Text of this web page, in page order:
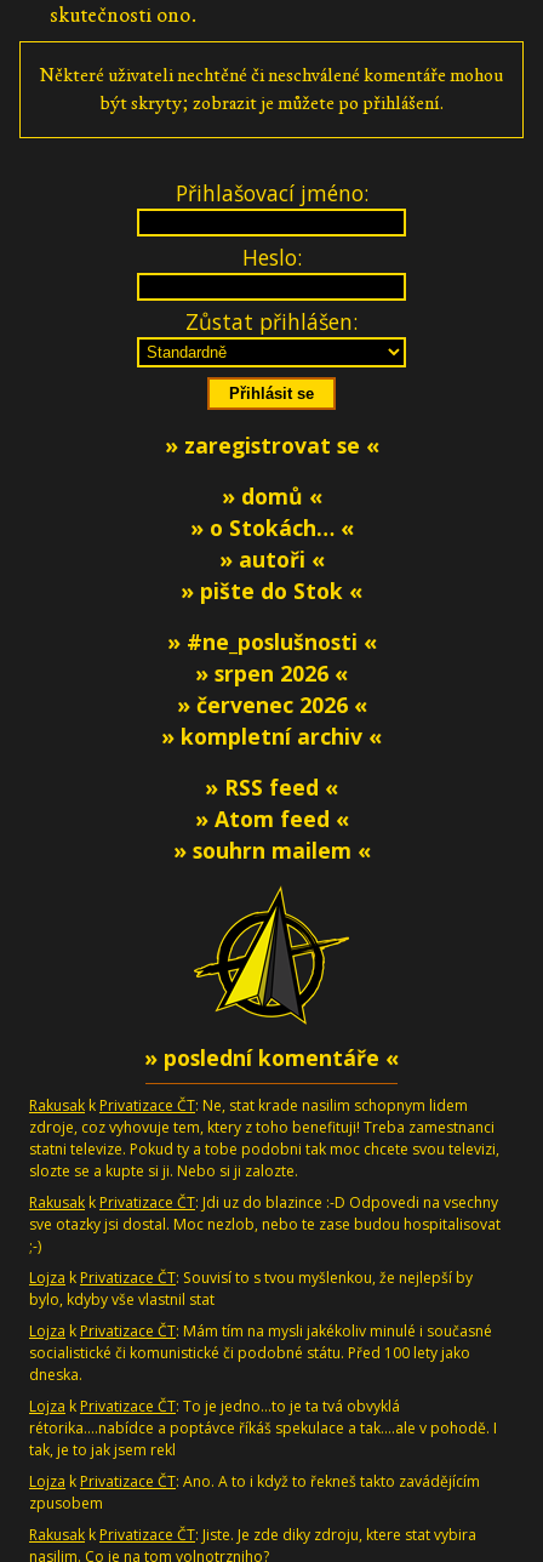
skutečnosti ono.
Některé uživateli nechtěné či neschválené komentáře mohou
být skryty; zobrazit je můžete po přihlášení.
Přihlašovací jméno:
Heslo:
Zůstat přihlášen:
» zaregistrovat se «
» domů «
» o Stokách… «
» autoři «
» pište do Stok «
» #ne_poslušnosti «
» srpen 2026 «
» červenec 2026 «
» kompletní archiv «
» RSS feed «
» Atom feed «
» souhrn mailem «
» poslední komentáře «
Rakusak k Privatizace ČT: Ne, stat krade nasilim schopnym lidem
zdroje, coz vyhovuje tem, ktery z toho benefituji! Treba zamestnanci
statni televize. Pokud ty a tobe podobni tak moc chcete svou televizi,
slozte se a kupte si ji. Nebo si ji zalozte.
Rakusak k Privatizace ČT: Jdi uz do blazince :-D Odpovedi na vsechny
sve otazky jsi dostal. Moc nezlob, nebo te zase budou hospitalisovat
;-)
Lojza k Privatizace ČT: Souvisí to s tvou myšlenkou, že nejlepší by
bylo, kdyby vše vlastnil stat
Lojza k Privatizace ČT: Mám tím na mysli jakékoliv minulé i současné
socialistické či komunistické či podobné státu. Před 100 lety jako
dneska.
Lojza k Privatizace ČT: To je jedno...to je ta tvá obvyklá
rétorika....nabídce a poptávce říkáš spekulace a tak....ale v pohodě. I
tak, je to jak jsem rekl
Lojza k Privatizace ČT: Ano. A to i když to řekneš takto zavádějícím
zpusobem
Rakusak k Privatizace ČT: Jiste. Je zde diky zdroju, ktere stat vybira
nasilim. Co je na tom volnotrzniho?